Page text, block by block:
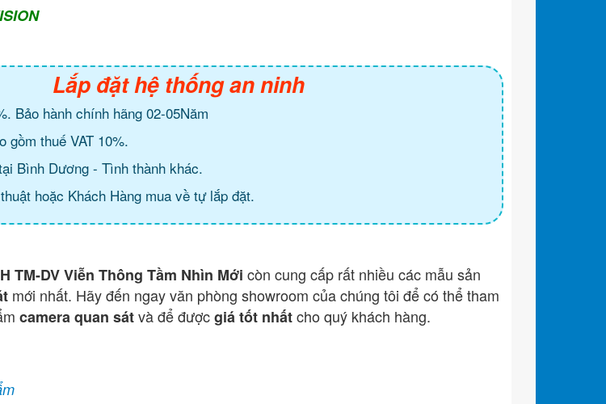
Lắp đặt hệ thống an ninh
Bảo hành chính hãng 02-05Năm
gồm thuế VAT 10%.
Bình Dương - Tình thành khác.
hoặc Khách Hàng mua về tự lắp đặt.
TM-DV Viễn Thông Tầm Nhìn Mới còn cung cấp rất nhiều các mẫu sản
mới nhất. Hãy đến ngay văn phòng showroom của chúng tôi để có thể tham
camera quan sátvà để đượcgiá tốt nhấtcho quý khách hàng.